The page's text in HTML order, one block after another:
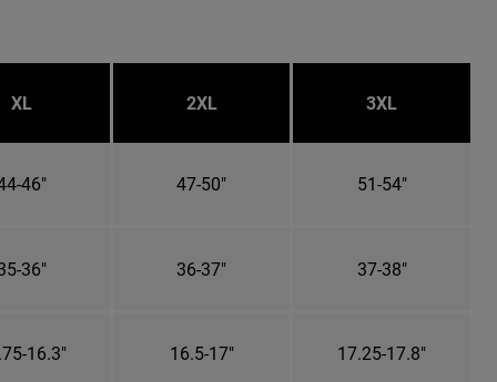
XL 2XL 3XL
46" 47-50" 51-54"
36" 36-37" 37-38"
16.3" 16.5-17" 17.25-17.8"